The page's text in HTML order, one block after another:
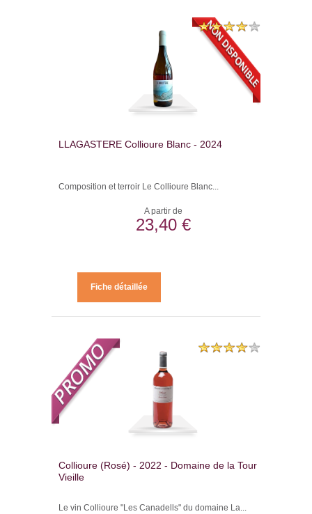
LLAGASTERE Collioure Blanc - 2024
Composition et terroir Le Collioure Blanc...
A partir de
23,40 €
Fiche détaillée
Collioure (Rosé) - 2022 - Domaine de la Tour
Vieille
Le vin Collioure "Les Canadells" du domaine La...